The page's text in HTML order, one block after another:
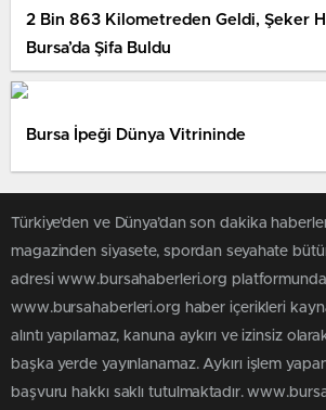
2 Bin 863 Kilometreden Geldi, Şeker
Bursa’da Şifa Buldu
Bursa İpeği Dünya Vitrininde
Türkiye'den ve Dünya’dan son dakika
magazinden siyasete, spordan seyahate
adresi www.bursahaberleri.org
www.bursahaberleri.org haber içerikleri
alıntı yapılamaz, kanuna aykırı ve izinsiz
başka yerde yayınlanamaz. Aykırı işlem
başvuru hakkı saklı tutulmaktadır.